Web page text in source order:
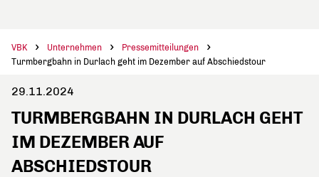
VBK Unternehmen
Pressemitteilungen
Turmbergbahn in Durlach geht im Dezember auf Abschiedstour
29.11.2024
TURMBERGBAHN IN DURLACH GEHT
IM DEZEMBER AUF
ABSCHIEDSTOUR